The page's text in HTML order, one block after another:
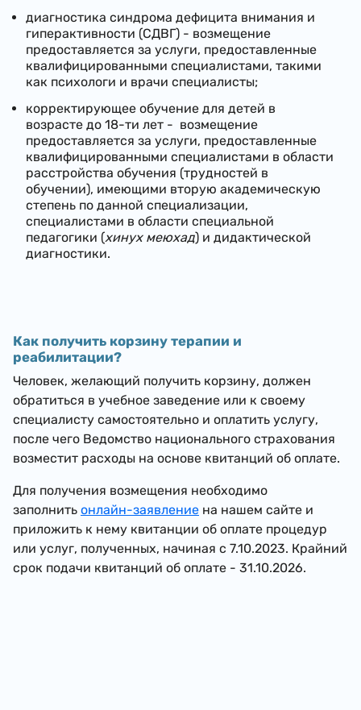
диагностика синдрома дефицита внимания и
гиперактивности (СДВГ) - возмещение
предоставляется за услуги, предоставленные
квалифицированными специалистами, такими
как психологи и врачи специалисты;
корректирующее обучение для детей в
возрасте до 18-ти лет - возмещение
предоставляется за услуги, предоставленные
квалифицированными специалистами в области
расстройства обучения (трудностей в
обучении), имеющими вторую академическую
степень по данной специализации,
специалистами в области специальной
педагогики (хинух меюхад) и дидактической
диагностики.
Как получить корзину терапии и
реабилитации?
Человек, желающий получить корзину, должен
обратиться в учебное заведение или к своему
специалисту самостоятельно и оплатить услугу,
после чего Ведомство национального страхования
возместит расходы на основе квитанций об оплате.
Для получения возмещения необходимо
заполнить онлайн-заявление на нашем сайте и
приложить к нему квитанции об оплате процедур
или услуг, полученных, начиная с 7.10.2023. Крайний
срок подачи квитанций об оплате - 31.10.2026.